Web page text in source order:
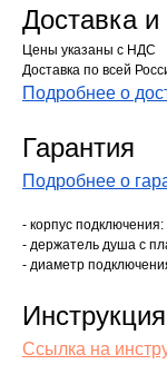
Доставка и
Цены указаны с НДС
Доставка по всей
Подробнее о
Гарантия
Подробнее о
- корпус подключения:
- держатель душа с
- диаметр
Инструкция
Ссылка на